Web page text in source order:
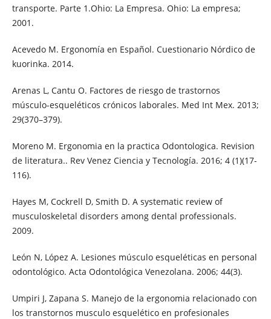
transporte. Parte 1.Ohio: La Empresa. Ohio: La empresa;
2001.
Acevedo M. Ergonomía en Español. Cuestionario Nórdico de
kuorinka. 2014.
Arenas L, Cantu O. Factores de riesgo de trastornos
músculo-esqueléticos crónicos laborales. Med Int Mex. 2013;
29(370–379).
Moreno M. Ergonomia en la practica Odontologica. Revision
de literatura.. Rev Venez Ciencia y Tecnología. 2016; 4 (1)(17-
116).
Hayes M, Cockrell D, Smith D. A systematic review of
musculoskeletal disorders among dental professionals.
2009.
León N, López A. Lesiones músculo esqueléticas en personal
odontológico. Acta Odontológica Venezolana. 2006; 44(3).
Umpiri J, Zapana S. Manejo de la ergonomia relacionado con
los transtornos musculo esquelético en profesionales